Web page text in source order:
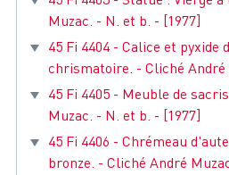
Muzac. - N. et b. - [1977]
45 Fi 4404 - Calice et pyxide
chrismatoire. - Cliché André
45 Fi 4405 - Meuble de
Muzac. - N. et b. - [1977]
45 Fi 4406 - Chrémeau
bronze. - Cliché André